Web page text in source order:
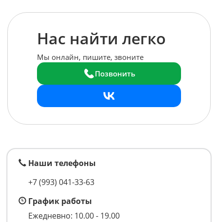
Нас найти легко
Мы онлайн, пишите, звоните
Позвонить
Наши телефоны
+7 (993) 041-33-63
График работы
Ежедневно: 10.00 - 19.00